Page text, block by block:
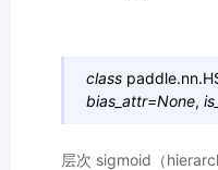
class paddle.nn.
bias_attr=None,
层次 sigmoid（